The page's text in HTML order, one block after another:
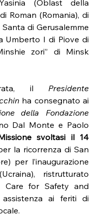
(Oblast della
Roman (Romania), di
di Gerusalemme
Umberto I di Piove di
zori” di Minsk
il Presidente
della Fondazione
Dal Monte e Paolo
svoltasi il 14
la ricorrenza di San
per l’inaugurazione
ristrutturato
Care for Safety and
assistenza ai feriti di